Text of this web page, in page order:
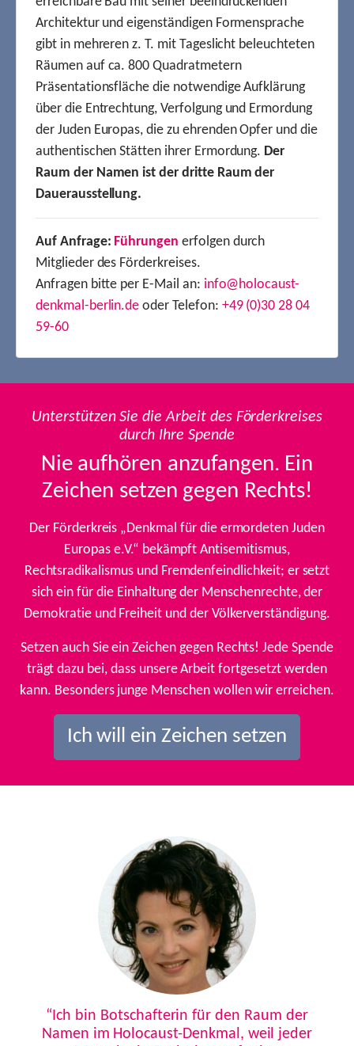
Architektur und eigenständigen Formensprache
gibt in mehreren z. T. mit Tageslicht beleuchteten
Räumen auf ca. 800 Quadratmetern
Präsentationsfläche die notwendige Aufklärung
über die Entrechtung, Verfolgung und Ermordung
der Juden Europas, die zu ehrenden Opfer und die
authentischen Stätten ihrer Ermordung. Der
Raum der Namen ist der dritte Raum der
Dauerausstellung.
Auf Anfrage: Führungen erfolgen durch
Mitglieder des Förderkreises.
Anfragen bitte per E-Mail an: info@holocaust-
denkmal-berlin.de oder Telefon: +49 (0)30 28 04
59-60
Unterstützen Sie die Arbeit des Förderkreises
durch Ihre Spende
Nie aufhören anzufangen. Ein
Zeichen setzen gegen Rechts!
Der Förderkreis „Denkmal für die ermordeten Juden
Europas e.V.“ bekämpft Antisemitismus,
Rechtsradikalismus und Fremdenfeindlichkeit; er setzt
sich ein für die Einhaltung der Menschenrechte, der
Demokratie und Freiheit und der Völkerverständigung.
Setzen auch Sie ein Zeichen gegen Rechts! Jede Spende
trägt dazu bei, dass unsere Arbeit fortgesetzt werden
kann. Besonders junge Menschen wollen wir erreichen.
Ich will ein Zeichen setzen
“Ich bin Botschafterin für den Raum der
Namen im Holocaust-Denkmal, weil jeder